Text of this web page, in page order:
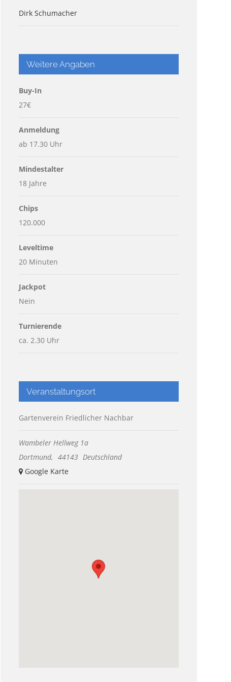
Dirk Schumacher
Weitere Angaben
Buy-In
27€
Anmeldung
ab 17.30 Uhr
Mindestalter
18 Jahre
Chips
120.000
Leveltime
20 Minuten
Jackpot
Nein
Turnierende
ca. 2.30 Uhr
Veranstaltungsort
Gartenverein Friedlicher Nachbar
Wambeler Hellweg 1a
Dortmund, 44143 Deutschland
+ Google Karte